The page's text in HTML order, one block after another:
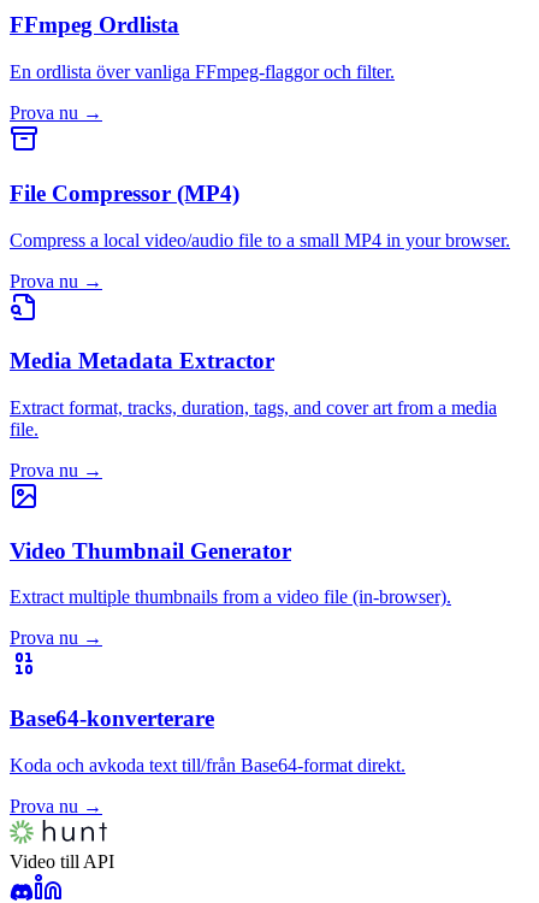
FFmpeg Ordlista
En ordlista över vanliga FFmpeg-flaggor och filter.
Prova nu →
File Compressor (MP4)
Compress a local video/audio file to a small MP4 in your browser.
Prova nu →
Media Metadata Extractor
Extract format, tracks, duration, tags, and cover art from a media
file.
Prova nu →
Video Thumbnail Generator
Extract multiple thumbnails from a video file (in-browser).
Prova nu →
Base64-konverterare
Koda och avkoda text till/från Base64-format direkt.
Prova nu →
Video till API